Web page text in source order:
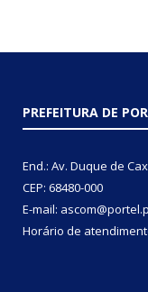
PREFEITURA DE
End.: Av. Duque de
CEP: 68480-000
E-mail:
Horário de